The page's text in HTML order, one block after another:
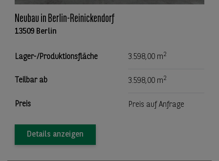
Neubau in Berlin-Reinickendorf
13509 Berlin
Lager-/Produktionsfläche 3.598,00 m2
Teilbar ab 3.598,00 m2
Preis Preis auf Anfrage
Details anzeigen